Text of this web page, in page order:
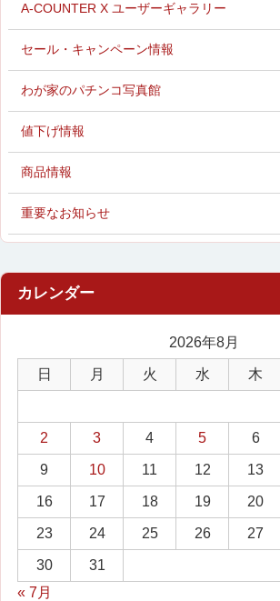
A-COUNTER X ユーザーギャラリー
セール・キャンペーン情報
わが家のパチンコ写真館
値下げ情報
商品情報
重要なお知らせ
2026年8月
日 月 火 水 木
2 3 4 5 6
9 10 11 12 13
16 17 18 19 20
23 24 25 26 27
30
31
« 7月